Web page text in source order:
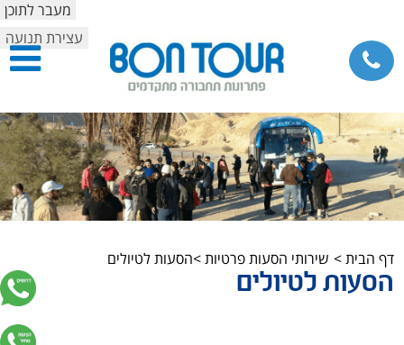
מעבר לתוכן
עצירת תנועה
דף הבית> שירותי הסעות פרטיות>הסעות לטיולים
הסעות לטיולים